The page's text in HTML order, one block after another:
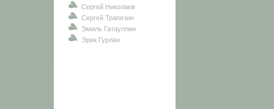
Сергей Николаев
Сергей Трапезин
Эмиль Гатауллин
Эрик Гурлан